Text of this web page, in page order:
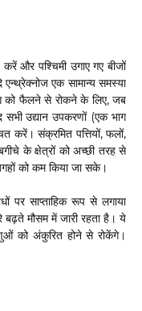
करें और पश्चिमी उगाए गए बीजों
एक सामान्य समस्या
को फैलने से रोकने के लिए, जब
सभी उद्यान उपकरणों (एक भाग
करें। संक्रमित पत्तियों, फलों,
के क्षेत्रों को अच्छी तरह से
को कम किया जा सके।
पर साप्ताहिक रूप से लगाया
बढ़ते मौसम में जारी रहता है। ये
को अंकुरित होने से रोकेंगे।